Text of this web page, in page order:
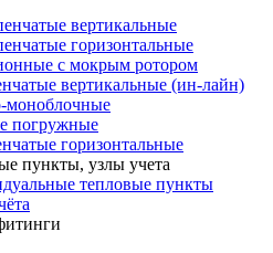
вертикальные
горизонтальные
с мокрым ротором
вертикальные (ин-лайн)
моноблочные
погружные
горизонтальные
пункты, узлы учета
тепловые пункты